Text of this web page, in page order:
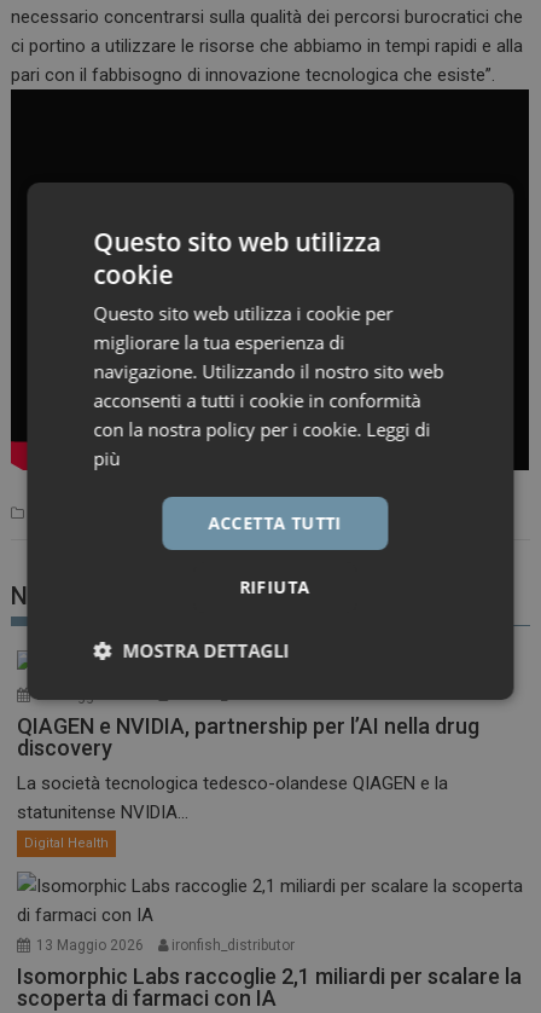
necessario concentrarsi sulla qualità dei percorsi burocratici che
ci portino a utilizzare le risorse che abbiamo in tempi rapidi e alla
pari con il fabbisogno di innovazione tecnologica che esiste”.
Notizie correlate
22 Maggio 2026
QIAGEN e NVIDIA, partnership per l’AI nella drug
discovery
La società tecnologica tedesco-olandese QIAGEN e la
statunitense NVIDIA...
Digital Health
13 Maggio 2026 ironfish_distributor
Isomorphic Labs raccoglie 2,1 miliardi per scalare la
scoperta di farmaci con IA
Questo sito web utilizza
cookie
Questo sito web utilizza i cookie per
migliorare la tua esperienza di
navigazione. Utilizzando il nostro sito web
acconsenti a tutti i cookie in conformità
con la nostra policy per i cookie. Leggi di
più
ACCETTA TUTTI
RIFIUTA
MOSTRA DETTAGLI
Necessari Marketing
I cookie necessari contribuiscono a rendere fruibile il
sito web abilitandone funzionalità di base quali la
navigazione sulle pagine e l'accesso alle aree
protette del sito. Il sito web non è in grado di
funzionare correttamente senza questi cookie.